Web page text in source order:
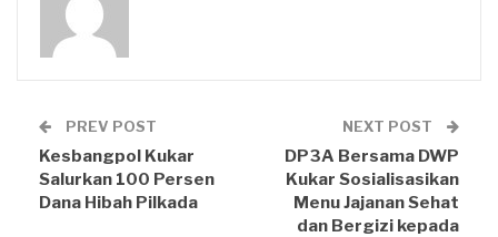
PREV POST
Kesbangpol Kukar
Salurkan 100 Persen
Dana Hibah Pilkada
NEXT POST
DP3A Bersama DWP
Kukar Sosialisasikan
Menu Jajanan Sehat
dan Bergizi kepada